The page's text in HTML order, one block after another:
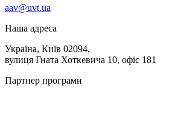
aav@uvt.ua
Наша адреса
Україна, Київ 02094,
вулиця Гната Хоткевича 10, офіс 181
Партнер програми